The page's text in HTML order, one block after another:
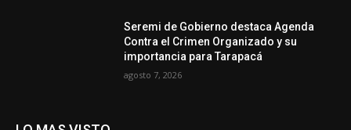
Seremi de Gobierno destaca Agenda
Contra el Crimen Organizado y su
importancia para Tarapacá
agosto 7, 2026